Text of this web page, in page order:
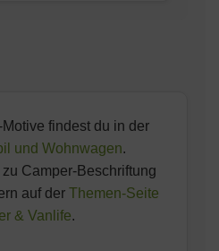
Gruen, Gold, Silber
Im Konfigurator sind
einfach kurz
findest du in der
und Wohnwagen.
Camper-Beschriftung
auf der Themen-Seite
& Vanlife.